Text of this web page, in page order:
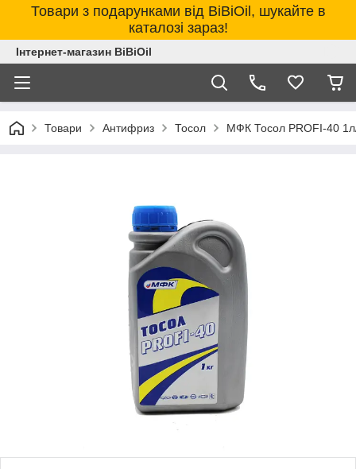
Товари з подарунками від BiBiOil, шукайте в
каталозі зараз!
Інтернет-магазин BiBiOil
Товари Антифриз Тосол МФК Тосол PROFI-40